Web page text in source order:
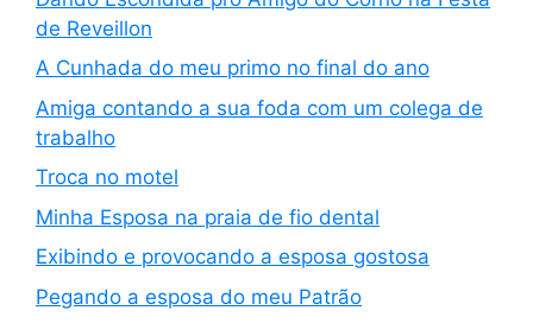
de Reveillon
A Cunhada do meu primo no final do ano
Amiga contando a sua foda com um colega de
trabalho
Troca no motel
Minha Esposa na praia de fio dental
Exibindo e provocando a esposa gostosa
Pegando a esposa do meu Patrão